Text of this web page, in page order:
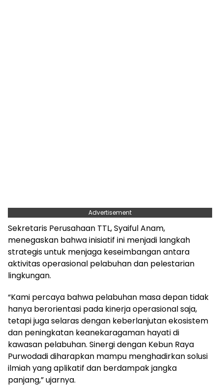
Advertisement
Sekretaris Perusahaan TTL, Syaiful Anam,
menegaskan bahwa inisiatif ini menjadi langkah
strategis untuk menjaga keseimbangan antara
aktivitas operasional pelabuhan dan pelestarian
lingkungan.
“Kami percaya bahwa pelabuhan masa depan tidak
hanya berorientasi pada kinerja operasional saja,
tetapi juga selaras dengan keberlanjutan ekosistem
dan peningkatan keanekaragaman hayati di
kawasan pelabuhan. Sinergi dengan Kebun Raya
Purwodadi diharapkan mampu menghadirkan solusi
ilmiah yang aplikatif dan berdampak jangka
panjang,” ujarnya.